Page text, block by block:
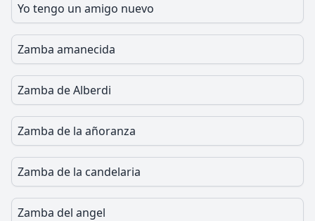
Yo tengo un amigo nuevo
Zamba amanecida
Zamba de Alberdi
Zamba de la añoranza
Zamba de la candelaria
Zamba del angel